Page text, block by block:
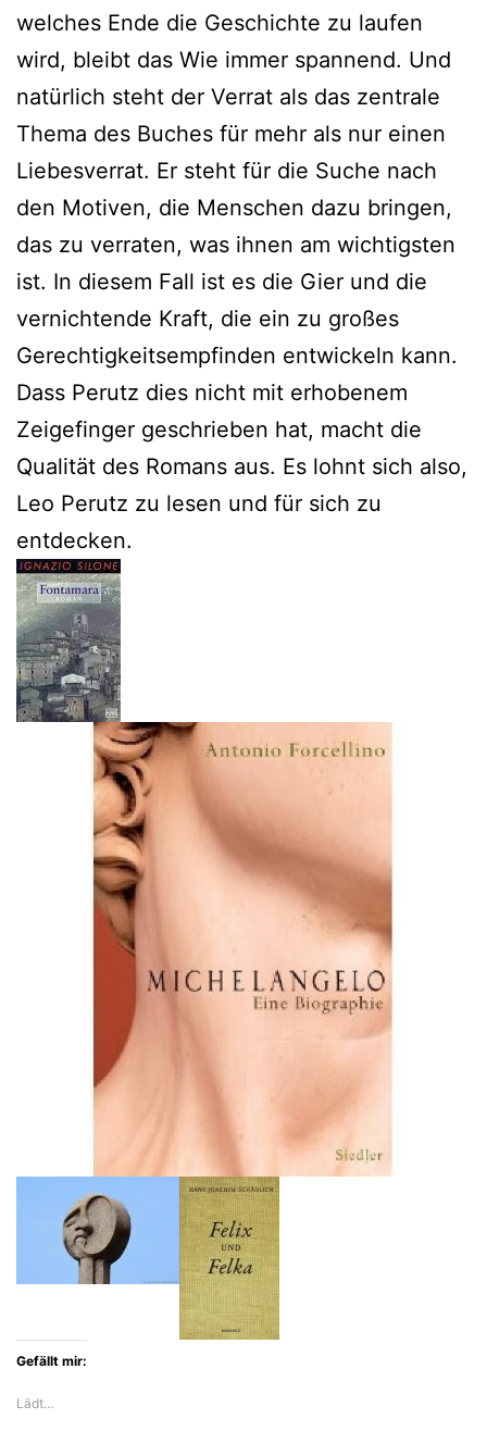
welches Ende die Geschichte zu laufen
wird, bleibt das Wie immer spannend. Und
natürlich steht der Verrat als das zentrale
Thema des Buches für mehr als nur einen
Liebesverrat. Er steht für die Suche nach
den Motiven, die Menschen dazu bringen,
das zu verraten, was ihnen am wichtigsten
ist. In diesem Fall ist es die Gier und die
vernichtende Kraft, die ein zu großes
Gerechtigkeitsempfinden entwickeln kann.
Dass Perutz dies nicht mit erhobenem
Zeigefinger geschrieben hat, macht die
Qualität des Romans aus. Es lohnt sich also,
Leo Perutz zu lesen und für sich zu
entdecken.
Gefällt mir:
Lädt…